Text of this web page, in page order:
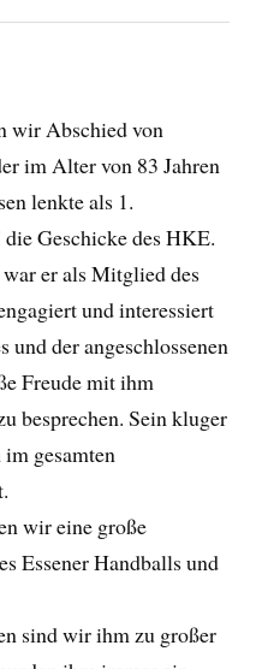
wir Abschied von
im Alter von 83 Jahren
lenkte als 1.
Geschicke des HKE.
er als Mitglied des
und interessiert
und der angeschlossenen
Freude mit ihm
besprechen. Sein kluger
gesamten
wir eine große
Essener Handballs und
sind wir ihm zu großer